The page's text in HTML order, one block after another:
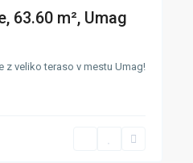
63.60 m², Umag
z veliko teraso v mestu Umag!